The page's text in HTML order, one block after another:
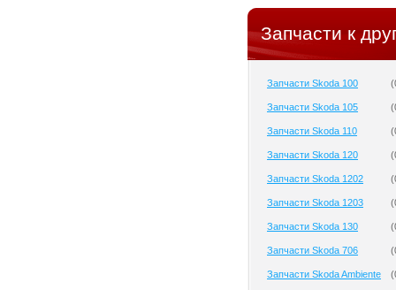
Запчасти к
Запчасти Skoda 100 (
Запчасти Skoda 105 (
Запчасти Skoda 110 (
Запчасти Skoda 120 (
Запчасти Skoda 1202 (
Запчасти Skoda 1203 (
Запчасти Skoda 130 (
Запчасти Skoda 706 (
Запчасти Skoda Ambiente (